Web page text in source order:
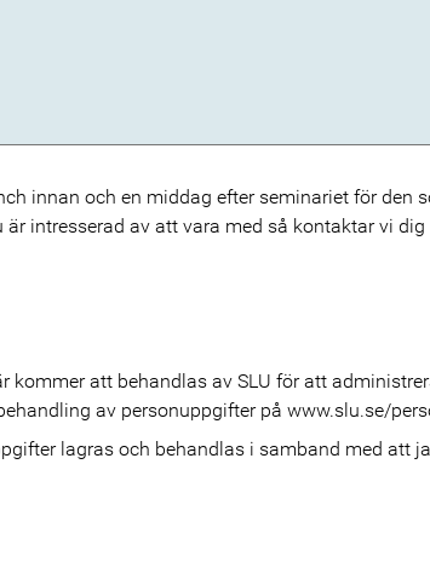
innan och en middag efter seminariet för den
intresserad av att vara med så kontaktar vi
kommer att behandlas av SLU för att
av personuppgifter på www.slu.se/